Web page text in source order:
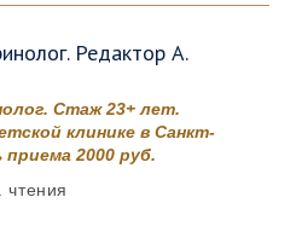
Редактор А.
Стаж 23+ лет.
клинике в Санкт-
2000 руб.
чтения